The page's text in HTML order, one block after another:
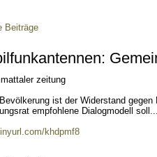
Beiträge
zeitung
ist der Widerstand
empfohlene Dialogmodell soll...
khdpmf8